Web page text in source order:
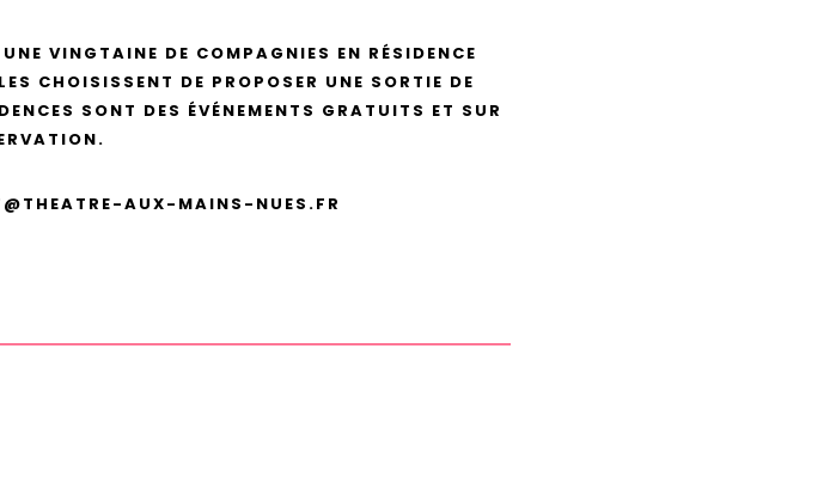
VINGTAINE DE COMPAGNIES EN RÉSIDENCE
CHOISISSENT DE PROPOSER UNE SORTIE DE
SONT DES ÉVÉNEMENTS GRATUITS ET SUR
AUX-MAINS-NUES.FR